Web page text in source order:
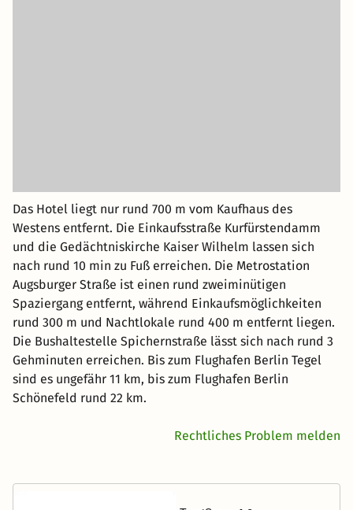
Das Hotel liegt nur rund 700 m vom Kaufhaus des
Westens entfernt. Die Einkaufsstraße Kurfürstendamm
und die Gedächtniskirche Kaiser Wilhelm lassen sich
nach rund 10 min zu Fuß erreichen. Die Metrostation
Augsburger Straße ist einen rund zweiminütigen
Spaziergang entfernt, während Einkaufsmöglichkeiten
rund 300 m und Nachtlokale rund 400 m entfernt liegen.
Die Bushaltestelle Spichernstraße lässt sich nach rund 3
Gehminuten erreichen. Bis zum Flughafen Berlin Tegel
sind es ungefähr 11 km, bis zum Flughafen Berlin
Schönefeld rund 22 km.
Rechtliches Problem melden